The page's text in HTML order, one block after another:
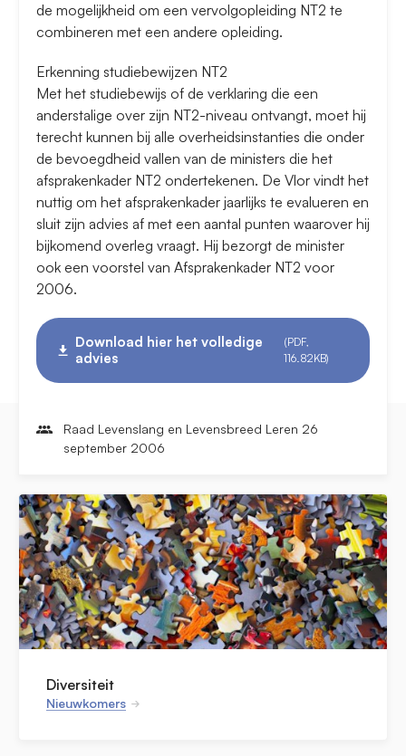
de mogelijkheid om een vervolgopleiding NT2 te
combineren met een andere opleiding.
Erkenning studiebewijzen NT2
Met het studiebewijs of de verklaring die een
anderstalige over zijn NT2-niveau ontvangt, moet hij
terecht kunnen bij alle overheidsinstanties die onder
de bevoegdheid vallen van de ministers die het
afsprakenkader NT2 ondertekenen. De Vlor vindt het
nuttig om het afsprakenkader jaarlijks te evalueren en
sluit zijn advies af met een aantal punten waarover hij
bijkomend overleg vraagt. Hij bezorgt de minister
ook een voorstel van Afsprakenkader NT2 voor
2006.
Download hier het volledige
advies
(PDF,
116.82KB)
Raad Levenslang en Levensbreed Leren 26
september 2006
Diversiteit
Nieuwkomers